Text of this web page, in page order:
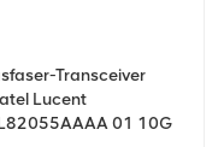
Transceiver
Lucent
01 10G